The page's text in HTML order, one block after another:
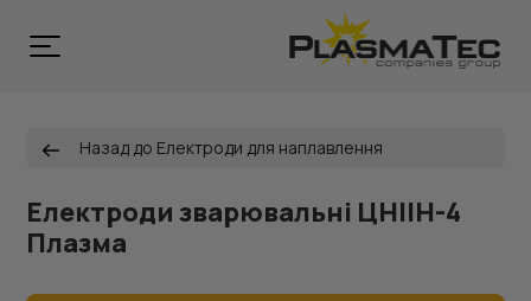
Назад до Електроди для наплавлення
Електроди зварювальні ЦНІІН-4
Плазма